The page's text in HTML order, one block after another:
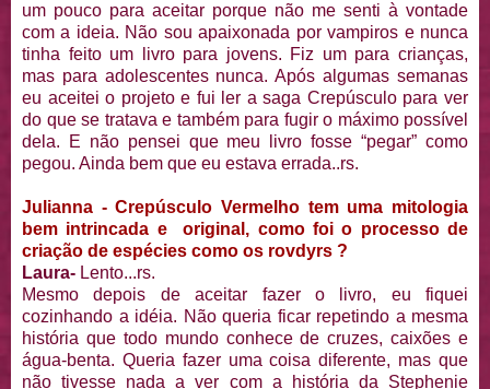
um pouco para aceitar porque não me senti à vontade
com a ideia. Não sou apaixonada por vampiros e nunca
tinha feito um livro para jovens. Fiz um para crianças,
mas para adolescentes nunca. Após algumas semanas
eu aceitei o projeto e fui ler a saga Crepúsculo para ver
do que se tratava e também para fugir o máximo possível
dela. E não pensei que meu livro fosse “pegar” como
pegou. Ainda bem que eu estava errada..rs.
Julianna - Crepúsculo Vermelho tem uma mitologia
bem intrincada e original, como foi o processo de
criação de espécies como os rovdyrs ?
Laura- Lento...rs.
Mesmo depois de aceitar fazer o livro, eu fiquei
cozinhando a idéia. Não queria ficar repetindo a mesma
história que todo mundo conhece de cruzes, caixões e
água-benta. Queria fazer uma coisa diferente, mas que
não tivesse nada a ver com a história da Stephenie